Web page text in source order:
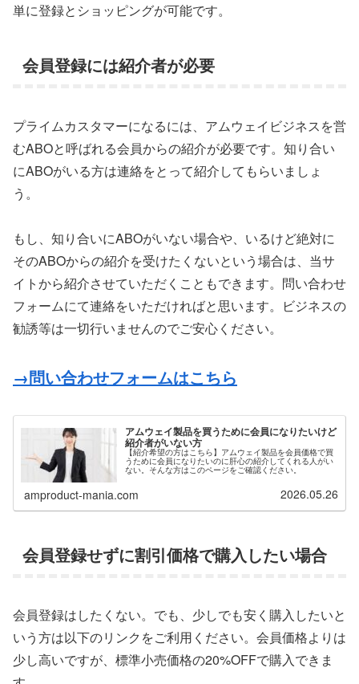
単に登録とショッピングが可能です。
会員登録には紹介者が必要
プライムカスタマーになるには、アムウェイビジネスを営
むABOと呼ばれる会員からの紹介が必要です。知り合い
にABOがいる方は連絡をとって紹介してもらいましょ
う。
もし、知り合いにABOがいない場合や、いるけど絶対に
そのABOからの紹介を受けたくないという場合は、当サ
イトから紹介させていただくこともできます。問い合わせ
フォームにて連絡をいただければと思います。ビジネスの
勧誘等は一切行いませんのでご安心ください。
→問い合わせフォームはこちら
アムウェイ製品を買うために会員になりたいけど
紹介者がいない方
【紹介希望の方はこちら】アムウェイ製品を会員価格で買
うために会員になりたいのに肝心の紹介してくれる人がい
ない。そんな方はこのページをご確認ください。
amproduct-mania.com 2026.05.26
会員登録せずに割引価格で購入したい場合
会員登録はしたくない。でも、少しでも安く購入したいと
いう方は以下のリンクをご利用ください。会員価格よりは
少し高いですが、標準小売価格の20%OFFで購入できま